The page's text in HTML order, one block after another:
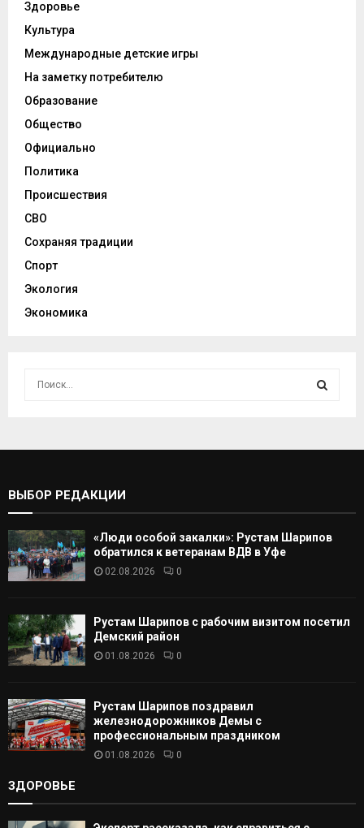
Здоровье
Культура
Международные детские игры
На заметку потребителю
Образование
Общество
Официально
Политика
Происшествия
СВО
Сохраняя традиции
Спорт
Экология
Экономика
С
А
ВЫБОР РЕДАКЦИИ
«Люди особой закалки»: Рустам Шарипов
обратился к ветеранам ВДВ в Уфе
02.08.2026 0
Рустам Шарипов с рабочим визитом посетил
Демский район
01.08.2026 0
Рустам Шарипов поздравил
железнодорожников Демы с
профессиональным праздником
01.08.2026 0
ЗДОРОВЬЕ